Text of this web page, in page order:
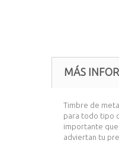
MÁS
Timbre de
para todo tipo
importante que
adviertan tu